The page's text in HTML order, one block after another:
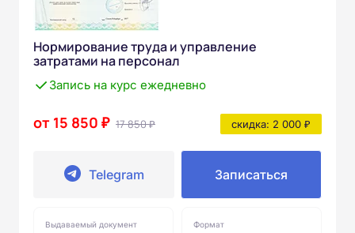
Нормирование труда и управление
затратами на персонал
Запись на курс ежедневно
от 15 850 ₽ 17 850 ₽ скидка: 2 000 ₽
Telegram Записаться
Выдаваемый документ Формат